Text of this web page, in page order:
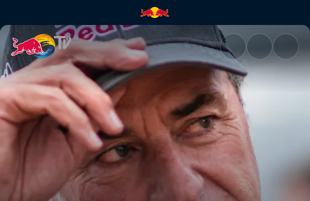
1. Etappe: Rennsport liegt in